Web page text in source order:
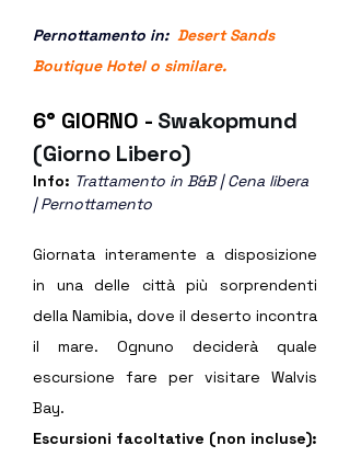
Pernottamento in: Desert Sands
Boutique Hotel o similare.
6° GIORNO - Swakopmund
(Giorno Libero)
Info: Trattamento in B&B | Cena libera
| Pernottamento
Giornata interamente a disposizione
in una delle città più sorprendenti
della Namibia, dove il deserto incontra
il mare. Ognuno deciderà quale
escursione fare per visitare Walvis
Bay.
Escursioni facoltative (non incluse):